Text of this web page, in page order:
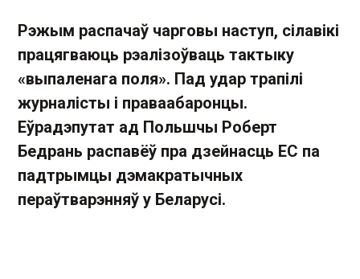
Рэжым распачаў чарговы наступ, сілавікі
працягваюць рэалізоўваць тактыку
«выпаленага поля». Пад удар трапілі
журналісты і праваабаронцы.
Еўрадэпутат ад Польшчы Роберт
Бедрань распавёў пра дзейнасць ЕС па
падтрымцы дэмакратычных
пераўтварэнняў у Беларусі.